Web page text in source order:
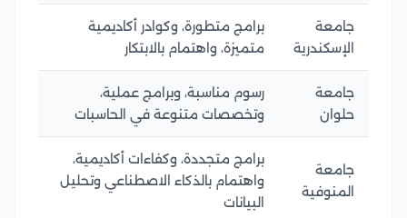
جامعة
الإسكندرية
برامج متطورة، وكوادر أكاديمية
متميزة، واهتمام بالابتكار
جامعة
حلوان
رسوم مناسبة، وبرامج عملية،
وتخصصات متنوعة في الحاسبات
جامعة
المنوفية
برامج متجددة، وكفاءات أكاديمية،
واهتمام بالذكاء الاصطناعي وتحليل
البيانات